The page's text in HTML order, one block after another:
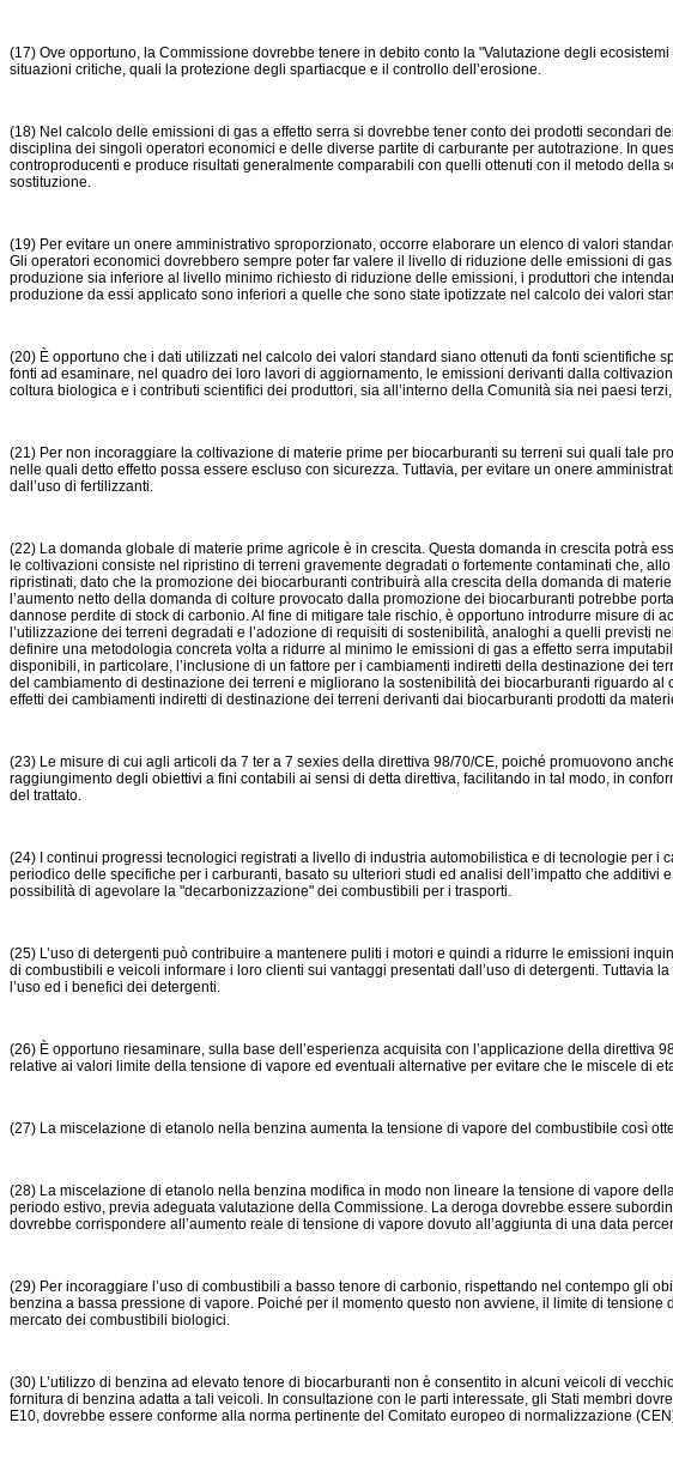
(17) Ove opportuno, la Commissione dovrebbe tenere in debito conto la "Valutazione degli
situazioni critiche, quali la protezione degli spartiacque e il controllo dell’erosione.
(18) Nel calcolo delle emissioni di gas a effetto serra si dovrebbe tener conto dei prodotti secondari
disciplina dei singoli operatori economici e delle diverse partite di carburante per autotrazione. In
controproducenti e produce risultati generalmente comparabili con quelli ottenuti con il metodo
sostituzione.
(19) Per evitare un onere amministrativo sproporzionato, occorre elaborare un elenco di valori
Gli operatori economici dovrebbero sempre poter far valere il livello di riduzione delle emissioni di
produzione sia inferiore al livello minimo richiesto di riduzione delle emissioni, i produttori che
produzione da essi applicato sono inferiori a quelle che sono state ipotizzate nel calcolo dei valori
(20) È opportuno che i dati utilizzati nel calcolo dei valori standard siano ottenuti da fonti
fonti ad esaminare, nel quadro dei loro lavori di aggiornamento, le emissioni derivanti dalla
coltura biologica e i contributi scientifici dei produttori, sia all’interno della Comunità sia nei paesi
(21) Per non incoraggiare la coltivazione di materie prime per biocarburanti su terreni sui quali tale
nelle quali detto effetto possa essere escluso con sicurezza. Tuttavia, per evitare un onere
dall’uso di fertilizzanti.
(22) La domanda globale di materie prime agricole è in crescita. Questa domanda in crescita potrà
le coltivazioni consiste nel ripristino di terreni gravemente degradati o fortemente contaminati che,
ripristinati, dato che la promozione dei biocarburanti contribuirà alla crescita della domanda di
l’aumento netto della domanda di colture provocato dalla promozione dei biocarburanti potrebbe
dannose perdite di stock di carbonio. Al fine di mitigare tale rischio, è opportuno introdurre misure
l’utilizzazione dei terreni degradati e l’adozione di requisiti di sostenibilità, analoghi a quelli
definire una metodologia concreta volta a ridurre al minimo le emissioni di gas a effetto serra
disponibili, in particolare, l’inclusione di un fattore per i cambiamenti indiretti della destinazione dei
del cambiamento di destinazione dei terreni e migliorano la sostenibilità dei biocarburanti riguardo
effetti dei cambiamenti indiretti di destinazione dei terreni derivanti dai biocarburanti prodotti da
(23) Le misure di cui agli articoli da 7 ter a 7 sexies della direttiva 98/70/CE, poiché promuovono
raggiungimento degli obiettivi a fini contabili ai sensi di detta direttiva, facilitando in tal modo, in
del trattato.
(24) I continui progressi tecnologici registrati a livello di industria automobilistica e di tecnologie per
periodico delle specifiche per i carburanti, basato su ulteriori studi ed analisi dell’impatto che
possibilità di agevolare la "decarbonizzazione" dei combustibili per i trasporti.
(25) L’uso di detergenti può contribuire a mantenere puliti i motori e quindi a ridurre le emissioni
di combustibili e veicoli informare i loro clienti sui vantaggi presentati dall’uso di detergenti.
l’uso ed i benefici dei detergenti.
(26) È opportuno riesaminare, sulla base dell’esperienza acquisita con l’applicazione della
relative ai valori limite della tensione di vapore ed eventuali alternative per evitare che le miscele di
(27) La miscelazione di etanolo nella benzina aumenta la tensione di vapore del combustibile così
(28) La miscelazione di etanolo nella benzina modifica in modo non lineare la tensione di vapore
periodo estivo, previa adeguata valutazione della Commissione. La deroga dovrebbe essere
dovrebbe corrispondere all’aumento reale di tensione di vapore dovuto all’aggiunta di una data
(29) Per incoraggiare l’uso di combustibili a basso tenore di carbonio, rispettando nel contempo gli
benzina a bassa pressione di vapore. Poiché per il momento questo non avviene, il limite di
mercato dei combustibili biologici.
(30) L’utilizzo di benzina ad elevato tenore di biocarburanti non è consentito in alcuni veicoli di
fornitura di benzina adatta a tali veicoli. In consultazione con le parti interessate, gli Stati membri
E10, dovrebbe essere conforme alla norma pertinente del Comitato europeo di normalizzazione